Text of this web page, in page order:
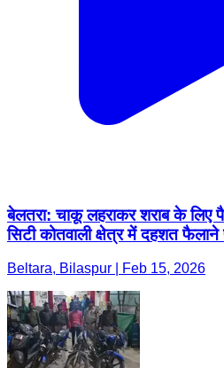
बेलतरा: चाकू लहराकर शराब के लिए
सिटी कोतवाली क्षेत्र में दहशत
Beltara, Bilaspur | Feb 15, 2026